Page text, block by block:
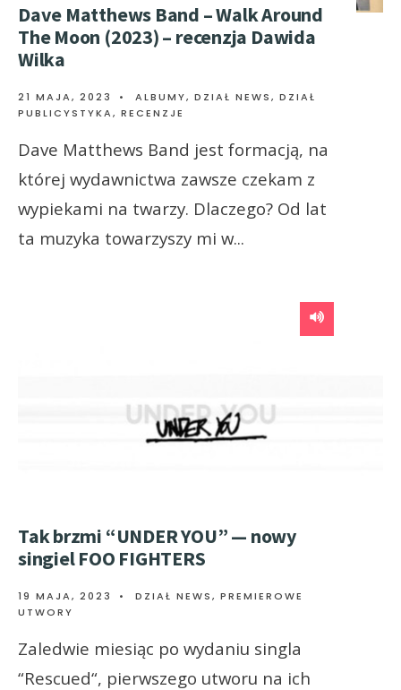
Dave Matthews Band – Walk Around
The Moon (2023) – recenzja Dawida
Wilka
21 MAJA, 2023 • ALBUMY, DZIAŁ NEWS, DZIAŁ
PUBLICYSTYKA, RECENZJE
Dave Matthews Band jest formacją, na
której wydawnictwa zawsze czekam z
wypiekami na twarzy. Dlaczego? Od lat
ta muzyka towarzyszy mi w...
Tak brzmi “UNDER YOU” — nowy
singiel FOO FIGHTERS
19 MAJA, 2023 • DZIAŁ NEWS, PREMIEROWE
UTWORY
Zaledwie miesiąc po wydaniu singla
“Rescued“, pierwszego utworu na ich